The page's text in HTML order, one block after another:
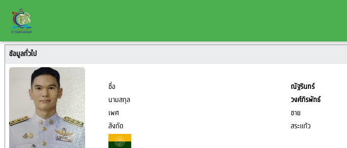
ข้อมูลทั่วไป
ชื่อ
ณัฐรินทร์
นามสกุล
วงศ์ภิรพัทธ์
เพศ
ชาย
สังกัด
สระแก้ว